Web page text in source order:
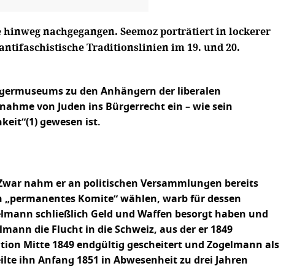
nachgegangen. Seemoz porträtiert in lockerer
Traditionslinien im 19. und 20.
zu den Anhängern der liberalen
von Juden ins Bürgerrecht ein – wie sein
gewesen ist.
nahm er an politischen Versammlungen bereits
Komite“ wählen, warb für dessen
schließlich Geld und Waffen besorgt haben und
die Flucht in die Schweiz, aus der er 1849
Mitte 1849 endgültig gescheitert und Zogelmann als
ihn Anfang 1851 in Abwesenheit zu drei Jahren